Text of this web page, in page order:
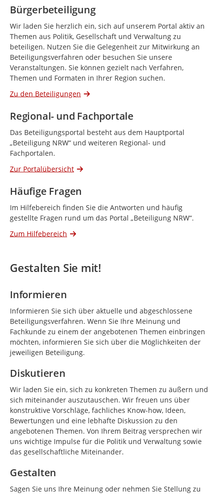
Bürgerbeteiligung
Wir laden Sie herzlich ein, sich auf unserem Portal aktiv an
Themen aus Politik, Gesellschaft und Verwaltung zu
beteiligen. Nutzen Sie die Gelegenheit zur Mitwirkung an
Beteiligungsverfahren oder besuchen Sie unsere
Veranstaltungen. Sie können gezielt nach Verfahren,
Themen und Formaten in Ihrer Region suchen.
Zu den Beteiligungen
Regional- und Fachportale
Das Beteiligungsportal besteht aus dem Hauptportal
„Beteiligung NRW“ und weiteren Regional- und
Fachportalen.
Zur Portalübersicht
Häufige Fragen
Im Hilfebereich finden Sie die Antworten und häufig
gestellte Fragen rund um das Portal „Beteiligung NRW“.
Zum Hilfebereich
Gestalten Sie mit!
Informieren
Informieren Sie sich über aktuelle und abgeschlossene
Beteiligungsverfahren. Wenn Sie Ihre Meinung und
Fachkunde zu einem der angebotenen Themen einbringen
möchten, informieren Sie sich über die Möglichkeiten der
jeweiligen Beteiligung.
Diskutieren
Wir laden Sie ein, sich zu konkreten Themen zu äußern und
sich miteinander auszutauschen. Wir freuen uns über
konstruktive Vorschläge, fachliches Know-how, Ideen,
Bewertungen und eine lebhafte Diskussion zu den
angebotenen Themen. Von Ihrem Beitrag versprechen wir
uns wichtige Impulse für die Politik und Verwaltung sowie
das gesellschaftliche Miteinander.
Gestalten
Sagen Sie uns Ihre Meinung oder nehmen Sie Stellung zu